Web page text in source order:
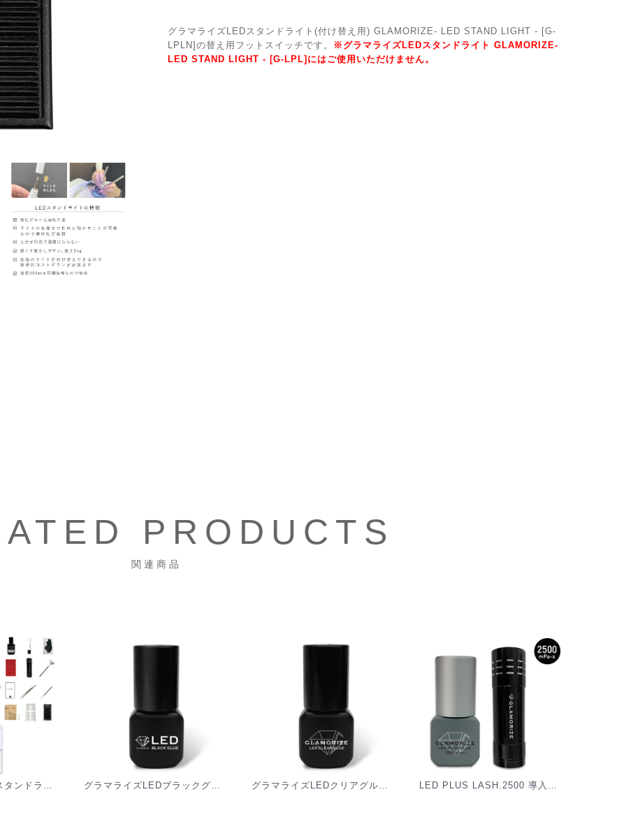
グラマライズLEDスタンドライト(付け替え用) GLAMORIZE- LED STAND LIGHT - [G-
LPLN]の替え用フットスイッチです。
※グラマライズLEDスタンドライト GLAMORIZE-
LED STAND LIGHT - [G-LPL]にはご使用いただけません。
PRODUCTS
関連商品
LED導入キット スタンドライトあり[G-SET05L] グラマライズLEDブラックグルー GLAMORIZE -LED ブラックグルー- [MZ-LBG] グラマライズLEDクリアグルー GLAMORIZE -LED クリアグルー- [MZ-LCG] LED PLUS LASH.2500 導入お試しキット[G-SET03]